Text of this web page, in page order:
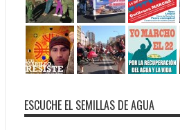
ESCUCHE EL SEMILLAS DE AGUA